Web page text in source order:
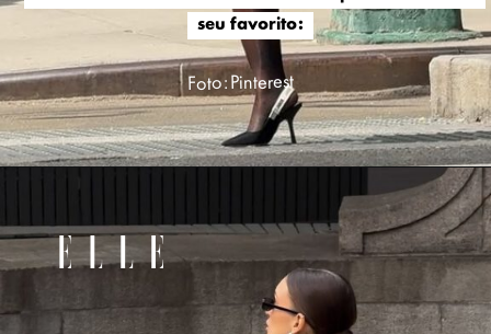
seu favorito:
seu favorito:
Foto: Pinterest